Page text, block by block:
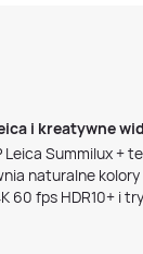
i kreatywne
Summilux +
naturalne kolory
60 fps HDR10+ i